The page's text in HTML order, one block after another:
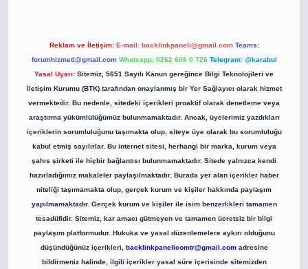
Reklam ve İletişim: E-mail: backlinkpaneli@gmail.com Teams:
forumhizmeti@gmail.com Whatsapp: 0262 606 0 726 Telegram: @karabul
Yasal Uyarı: Sitemiz, 5651 Sayılı Kanun gereğince Bilgi Teknolojileri ve
İletişim Kurumu (BTK) tarafından onaylanmış bir Yer Sağlayıcı olarak hizmet
vermektedir. Bu nedenle, sitedeki içerikleri proaktif olarak denetleme veya
araştırma yükümlülüğümüz bulunmamaktadır. Ancak, üyelerimiz yazdıkları
içeriklerin sorumluluğunu taşımakta olup, siteye üye olarak bu sorumluluğu
kabul etmiş sayılırlar. Bu internet sitesi, herhangi bir marka, kurum veya
şahıs şirketi ile hiçbir bağlantısı bulunmamaktadır. Sitede yalnızca kendi
hazırladığımız makaleler paylaşılmaktadır. Burada yer alan içerikler haber
niteliği taşımamakta olup, gerçek kurum ve kişiler hakkında paylaşım
yapılmamaktadır. Gerçek kurum ve kişiler ile isim benzerlikleri tamamen
tesadüfidir. Sitemiz, kar amacı gütmeyen ve tamamen ücretsiz bir bilgi
paylaşım platformudur. Hukuka ve yasal düzenlemelere aykırı olduğunu
düşündüğünüz içerikleri, backlinkpanelicomtr@gmail.comadresine
bildirmeniz halinde, ilgili içerikler yasal süre içerisinde sitemizden